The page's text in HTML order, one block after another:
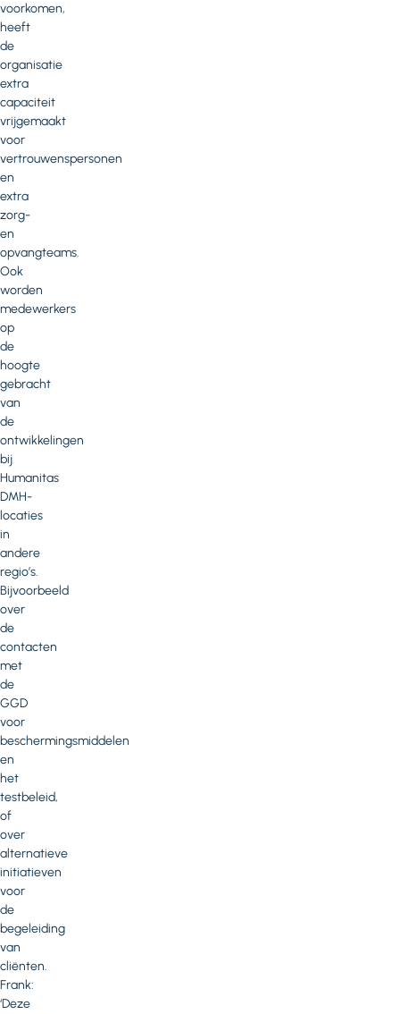
voorkomen,
heeft
de
organisatie
extra
capaciteit
vrijgemaakt
voor
vertrouwenspersonen
en
extra
zorg-
en
opvangteams.
Ook
worden
medewerkers
op
de
hoogte
gebracht
van
de
ontwikkelingen
bij
Humanitas
DMH-
locaties
in
andere
regio’s.
Bijvoorbeeld
over
de
contacten
met
de
GGD
voor
beschermingsmiddelen
en
het
testbeleid,
of
over
alternatieve
initiatieven
voor
de
begeleiding
van
cliënten.
Frank:
‘Deze